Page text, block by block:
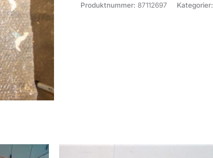
antall
Produktnummer: 87112697 Kategorier: